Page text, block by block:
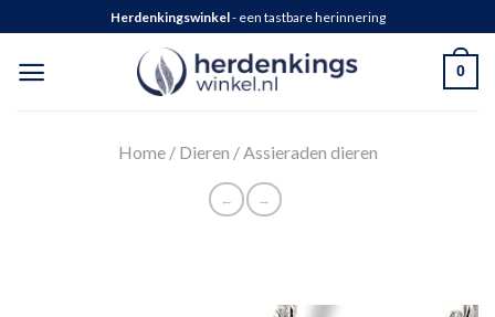
Herdenkingswinkel- een tastbare herinnering
0
Home/ Dieren /Assieraden dieren
← →